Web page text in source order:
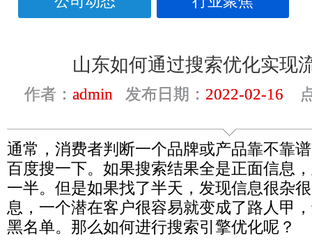
山东如何通过搜索优化实现
作者： admin发布日期： 2022-02-16
通常，消费者判断一个品牌或产品靠不靠
百度搜一下。如果搜索结果全是正面信息
一半。但是如果找了半天，发现信息很杂
息，一个潜在客户很容易就变成了路人甲
黑名单。那么如何进行搜索引擎优化呢？